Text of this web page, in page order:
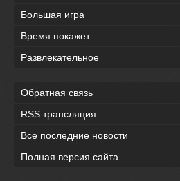
Большая игра
Время покажет
Развлекательное
Обратная связь
RSS трансляция
Все последние новости
Полная версия сайта